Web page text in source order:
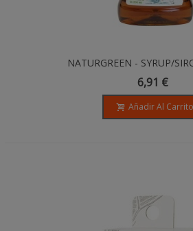
NATURGREEN - SYRUP/
BIO - 500ML / 690
6,91 €
Añadir Al Carrito